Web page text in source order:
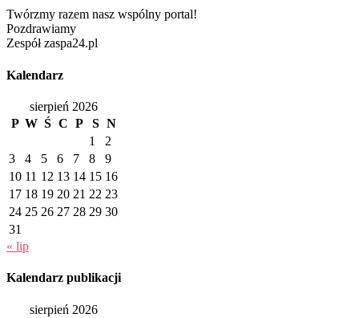
Twórzmy razem nasz wspólny portal!
Pozdrawiamy
Zespół zaspa24.pl
Kalendarz
sierpień 2026
P W Ś C P S N
1
2
3
4 5 6 7 8
9
10 11 12 13 14 15 16
17 18 19 20 21 22 23
24 25 26 27 28 29 30
31
« lip
Kalendarz publikacji
sierpień 2026